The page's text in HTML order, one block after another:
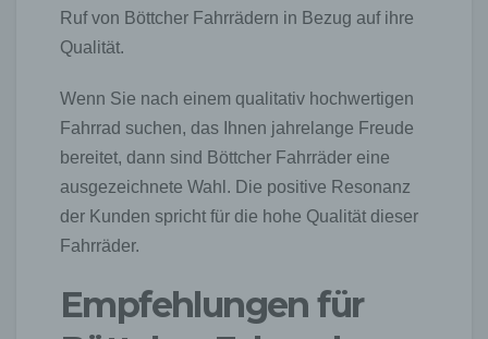
Ruf von Böttcher Fahrrädern in Bezug auf ihre
Qualität.
Wenn Sie nach einem qualitativ hochwertigen
Fahrrad suchen, das Ihnen jahrelange Freude
bereitet, dann sind Böttcher Fahrräder eine
ausgezeichnete Wahl. Die positive Resonanz
der Kunden spricht für die hohe Qualität dieser
Fahrräder.
Empfehlungen für